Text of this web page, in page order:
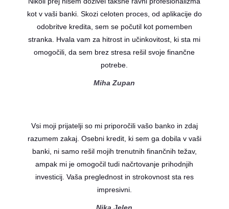
kot v vaši banki. Skozi celoten proces, od aplikacije do
odobritve kredita, sem se počutil kot pomemben
stranka. Hvala vam za hitrost in učinkovitost, ki sta mi
omogočili, da sem brez stresa rešil svoje finančne
potrebe.
Miha Zupan
Vsi moji prijatelji so mi priporočili vašo banko in zdaj
razumem zakaj. Osebni kredit, ki sem ga dobila v vaši
banki, ni samo rešil mojih trenutnih finančnih težav,
ampak mi je omogočil tudi načrtovanje prihodnjih
investicij. Vaša preglednost in strokovnost sta res
impresivni.
Nika Jelen